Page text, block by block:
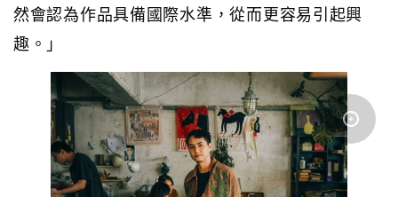
然會認為作品具備國際水準，從而更容易引起興
趣。」